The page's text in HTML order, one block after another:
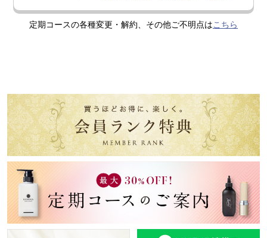
定期コースの各種変更・解約、その他ご不明点はこちら